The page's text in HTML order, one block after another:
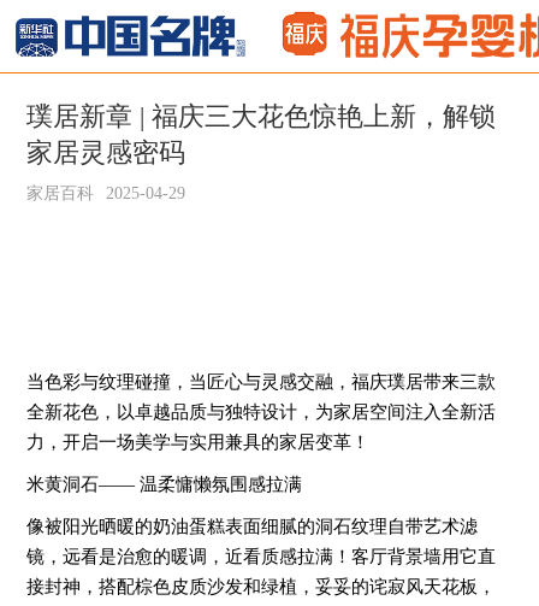
璞居新章 | 福庆三大花色惊艳上新，解锁
家居灵感密码
家居百科 2025-04-29
当色彩与纹理碰撞，当匠心与灵感交融，福庆璞居带来三款
全新花色，以卓越品质与独特设计，为家居空间注入全新活
力，开启一场美学与实用兼具的家居变革！
米黄洞石—— 温柔慵懒氛围感拉满
像被阳光晒暖的奶油蛋糕表面细腻的洞石纹理自带艺术滤
镜，远看是治愈的暖调，近看质感拉满！客厅背景墙用它直
接封神，搭配棕色皮质沙发和绿植，妥妥的诧寂风天花板，